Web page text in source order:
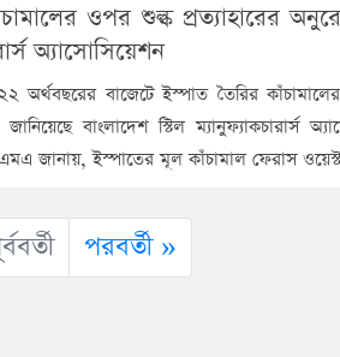
ওপর শুল্ক প্রত্যাহারের
অ্যাসোসিয়েশন
২২ অর্থবছরের বাজেটে ইস্পাত তৈরির
জানিয়েছে বাংলাদেশ স্টিল
জানায়, ইস্পাতের মূল কাঁচামাল ফেরাস
পরবর্তী »